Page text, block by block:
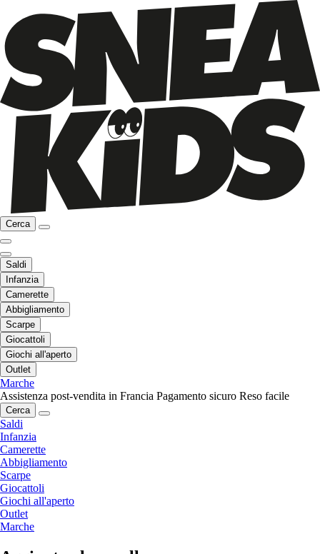
Cerca
Saldi
Infanzia
Camerette
Abbigliamento
Scarpe
Giocattoli
Giochi all'aperto
Outlet
Marche
Assistenza post-vendita in Francia Pagamento sicuro Reso facile
Cerca
Saldi
Infanzia
Camerette
Abbigliamento
Scarpe
Giocattoli
Giochi all'aperto
Outlet
Marche